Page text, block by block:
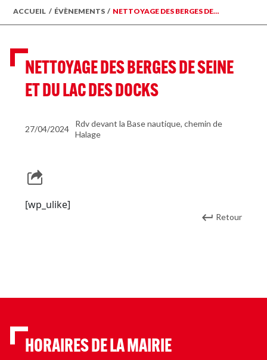
ACCUEIL / ÉVÈNEMENTS / NETTOYAGE DES BERGES DE…
NETTOYAGE DES BERGES DE SEINE
ET DU LAC DES DOCKS
27/04/2024
Rdv devant la Base nautique, chemin de
Halage
[wp_ulike]
Retour
HORAIRES DE LA MAIRIE